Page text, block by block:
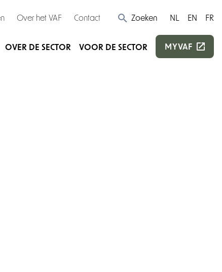
Over het VAF Contact Zoeken NL EN FR
OVER DE SECTOR VOOR DE SECTOR MYVAF